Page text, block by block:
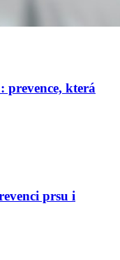
prevence, která
prsu i